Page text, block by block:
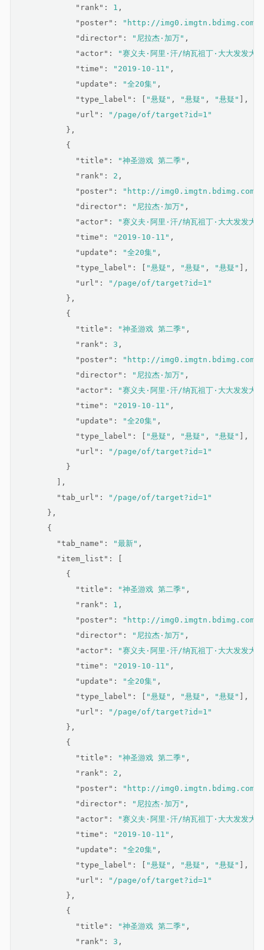
"rank" : 1 ,
"poster" :
"http://img0.imgtn.bdimg.com/it/
"director" : "尼拉杰·加万" ,
"actor" :
"赛义夫·阿里·汗/纳瓦祖丁·大大发发大
"time" : "2019-10-11" ,
"update" : "全20集" ,
"type_label" : [ "悬疑" , "悬疑" , "悬疑"
],
"url" :
"/page/of/target?id=1"
          },
          {
"title" : "神圣游戏 第二季" ,
"rank" : 2 ,
"poster" :
"http://img0.imgtn.bdimg.com/it/
"director" : "尼拉杰·加万" ,
"actor" :
"赛义夫·阿里·汗/纳瓦祖丁·大大发发大
"time" : "2019-10-11" ,
"update" : "全20集" ,
"type_label" : [ "悬疑" , "悬疑" , "悬疑"
],
"url" :
"/page/of/target?id=1"
          },
          {
"title" : "神圣游戏 第二季" ,
"rank" : 3 ,
"poster" :
"http://img0.imgtn.bdimg.com/it/
"director" : "尼拉杰·加万" ,
"actor" :
"赛义夫·阿里·汗/纳瓦祖丁·大大发发大
"time" : "2019-10-11" ,
"update" : "全20集" ,
"type_label" : [ "悬疑" , "悬疑" , "悬疑"
],
"url" :
"/page/of/target?id=1"
          }
        ],
"tab_url" :
"/page/of/target?id=1"
      },
      {
"tab_name" : "最新" ,
"item_list" : [
          {
"title" : "神圣游戏 第二季" ,
"rank" : 1 ,
"poster" :
"http://img0.imgtn.bdimg.com/it/
"director" : "尼拉杰·加万" ,
"actor" :
"赛义夫·阿里·汗/纳瓦祖丁·大大发发大
"time" : "2019-10-11" ,
"update" : "全20集" ,
"type_label" : [ "悬疑" , "悬疑" , "悬疑"
],
"url" :
"/page/of/target?id=1"
          },
          {
"title" : "神圣游戏 第二季" ,
"rank" : 2 ,
"poster" :
"http://img0.imgtn.bdimg.com/it/
"director" : "尼拉杰·加万" ,
"actor" :
"赛义夫·阿里·汗/纳瓦祖丁·大大发发大
"time" : "2019-10-11" ,
"update" : "全20集" ,
"type_label" : [ "悬疑" , "悬疑" , "悬疑"
],
"url" :
"/page/of/target?id=1"
          },
          {
"title" : "神圣游戏 第二季" ,
"rank" : 3 ,